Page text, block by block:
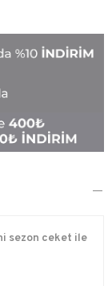
sezon ceket ile